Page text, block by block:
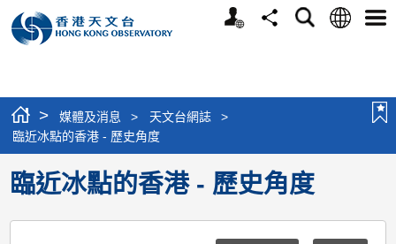
個
分
搜
語
選
> 媒體及消息 > 天文台網誌
>
臨近冰點的香港 - 歷史角度
臨近冰點的香港 - 歷史角度